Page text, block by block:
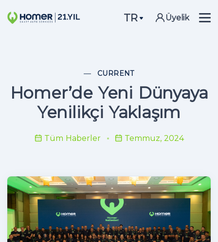
TR Üyelik
CURRENT
Homer’de Yeni Dünyaya
Yenilikçi Yaklaşım
Tüm Haberler Temmuz, 2024